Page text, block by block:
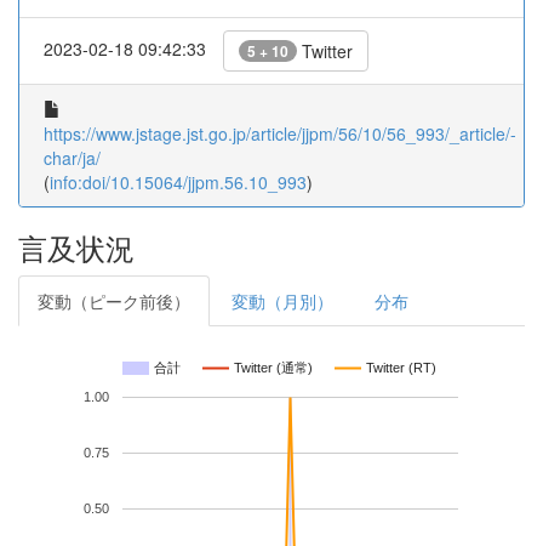
2023-02-18 09:42:33 5 + 10 Twitter
https://www.jstage.jst.go.jp/article/jjpm/56/10/56_993/_article/-
char/ja/
(info:doi/10.15064/jjpm.56.10_993)
言及状況
変動（ピーク前後） 変動（月別） 分布
合計 Twitter (通常) Twitter (RT)
0.50
0.75
1.00